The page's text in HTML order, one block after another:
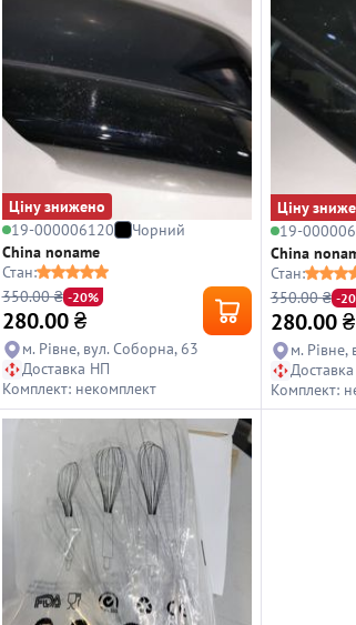
Ціну знижено
19-000006120
Чорний
China noname
Стан:
350.00 ₴ -20%
280.00 ₴
м. Рівне, вул. Соборна, 63
Доставка НП
Комплект: некомплект
Ціну
19-
China
Стан:
350.00 ₴ -
280.00 ₴
м. Рівне,
Комплект: